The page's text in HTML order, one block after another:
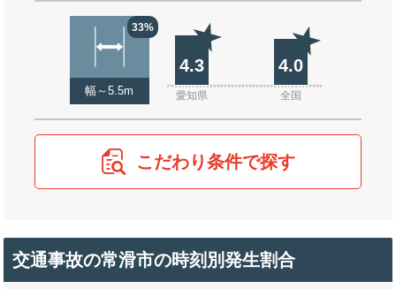
33%
幅～5.5m
4.3 4.0
愛知県 全国
こだわり条件で探す
交通事故の常滑市の時刻別発生割合